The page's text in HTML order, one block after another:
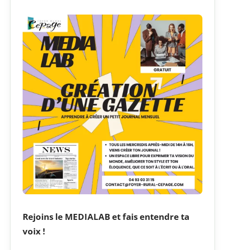
Rejoins le MEDIALAB et fais entendre ta
voix !